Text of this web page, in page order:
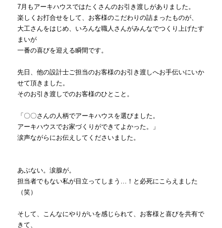
7月もアーキハウスではたくさんのお引き渡しがありました。
楽しくお打合せをして、お客様のこだわりの詰まったものが、
大工さんをはじめ、いろんな職人さんがみんなでつくり上げたす
まいが
一番の喜びを迎える瞬間です。
先日、他の設計士ご担当のお客様のお引き渡しへお手伝いにいか
せて頂きました。
そのお引き渡しでのお客様のひとこと。
「〇〇さんの人柄でアーキハウスを選びました。
アーキハウスでお家づくりができてよかった。」
涙声ながらにお伝えしてくださいました。
あぶない。涙腺が。
担当者でもない私が目立ってしまう…！と必死にこらえました
（笑）
そして、こんなにやりがいを感じられて、お客様と喜びを共有で
きて、